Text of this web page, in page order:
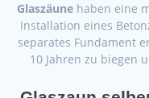
Glaszäune haben eine
Installation eines
separates Fundament
10 Jahren zu biegen